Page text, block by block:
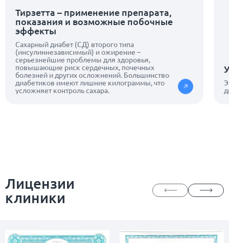
Тирзетта – применение препарата,
показания и возможные побочные
эффекты
Сахарный диабет (СД) второго типа
(инсулиннезависимый) и ожирение –
серьезнейшие проблемы для здоровья,
повышающие риск сердечных, почечных
болезней и других осложнений. Большинство
диабетиков имеют лишние килограммы, что
усложняет контроль сахара.
Лицензии
клиники